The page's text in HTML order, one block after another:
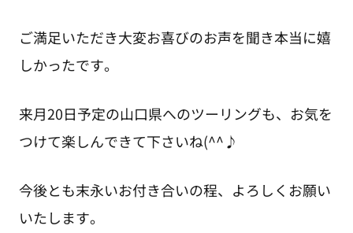
ご満足いただき大変お喜びのお声を聞き本当に嬉
しかったです。
来月20日予定の山口県へのツーリングも、お気を
つけて楽しんできて下さいね(^^♪
今後とも末永いお付き合いの程、よろしくお願い
いたします。